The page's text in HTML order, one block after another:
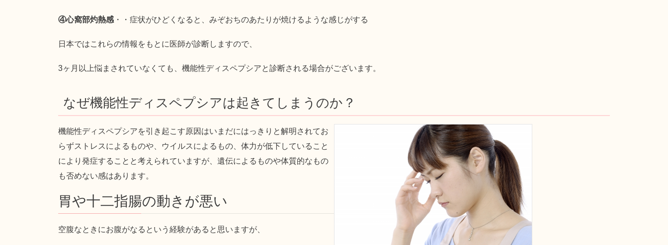
④心窩部灼熱感 ・・症状がひどくなると、みぞおちのあたりが焼けるような感じがする
日本ではこれらの情報をもとに医師が診断しますので、
3ヶ月以上悩まされていなくても、機能性ディスペプシアと診断される場合がございます。
なぜ機能性ディスペプシアは起きてしまうのか？
機能性ディスペプシアを引き起こす原因はいまだにはっきりと解明されてお
らずストレスによるものや、ウイルスによるもの、体力が低下していること
により発症することと考えられていますが、遺伝によるものや体質的なもの
も否めない感はあります。
胃や十二指腸の動きが悪い
空腹なときにお腹がなるという経験があると思いますが、